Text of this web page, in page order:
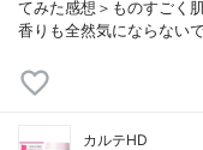
てみた感想＞ものすごく
香りも全然気にならない
カルテHD